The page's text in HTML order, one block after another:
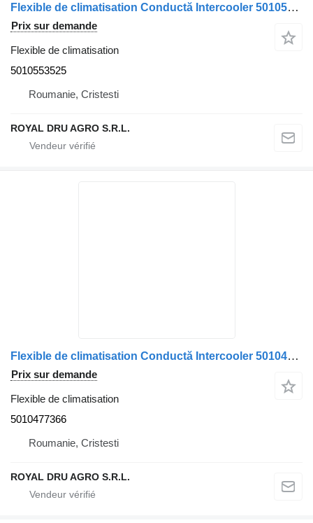
Flexible de climatisation Conductă Intercooler 5010553525 pour camion Renault – Lungime 45 cm
Prix sur demande
Flexible de climatisation
5010553525
Roumanie, Cristesti
ROYAL DRU AGRO S.R.L.
Flexible de climatisation Conductă Intercooler 5010477366 pour camion Renault
Prix sur demande
Flexible de climatisation
5010477366
Roumanie, Cristesti
ROYAL DRU AGRO S.R.L.